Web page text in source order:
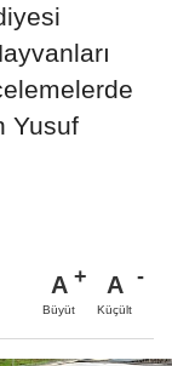
Yusuf
A
Büyüt
A
Küçült